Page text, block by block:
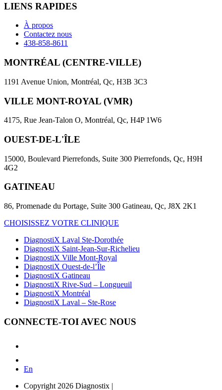
LIENS RAPIDES
À propos
Contactez nous
438-858-8611
MONTRÉAL (CENTRE-VILLE)
1191 Avenue Union, Montréal, Qc, H3B 3C3
VILLE MONT-ROYAL (VMR)
4175, Rue Jean-Talon O, Montréal, Qc, H4P 1W6
OUEST-DE-L'ÎLE
15000, Boulevard Pierrefonds, Suite 300 Pierrefonds, Qc, H9H
4G2
GATINEAU
86, Promenade du Portage, Suite 300 Gatineau, Qc, J8X 2K1
CHOISISSEZ VOTRE CLINIQUE
DiagnostiX Laval Ste-Dorothée
DiagnostiX Saint-Jean-Sur-Richelieu
DiagnostiX Ville Mont-Royal
DiagnostiX Ouest-de-l’Île
DiagnostiX Gatineau
DiagnostiX Rive-Sud – Longueuil
DiagnostiX Montréal
DiagnostiX Laval – Ste-Rose
CONNECTE-TOI AVEC NOUS
En
Copyright 2026 Diagnostix |